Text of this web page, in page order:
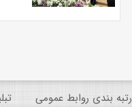
رتبه بندی روابط عمومی